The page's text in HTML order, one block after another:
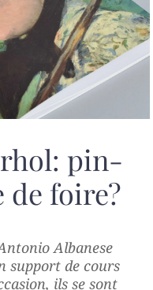
pin-
foire?
Albanese
support de cours
ils se sont